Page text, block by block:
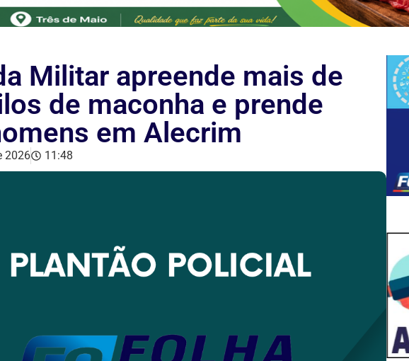
Militar apreende mais de
de maconha e prende
em Alecrim
2026 11:48